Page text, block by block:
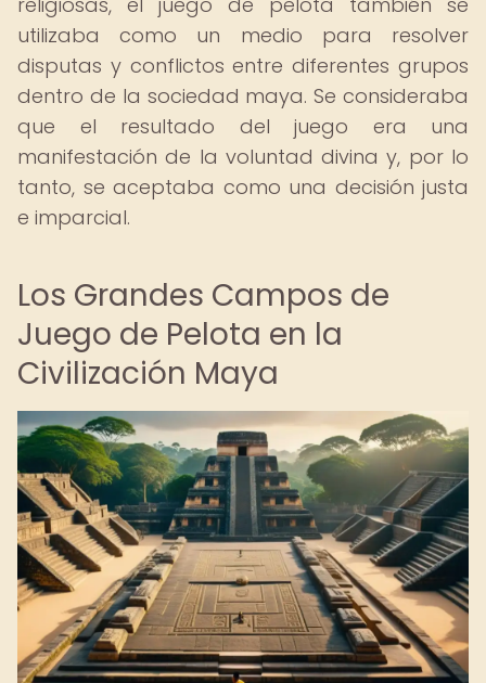
utilizaba como un medio para resolver
disputas y conflictos entre diferentes grupos
dentro de la sociedad maya. Se consideraba
que el resultado del juego era una
manifestación de la voluntad divina y, por lo
tanto, se aceptaba como una decisión justa
e imparcial.
Los Grandes Campos de
Juego de Pelota en la
Civilización Maya